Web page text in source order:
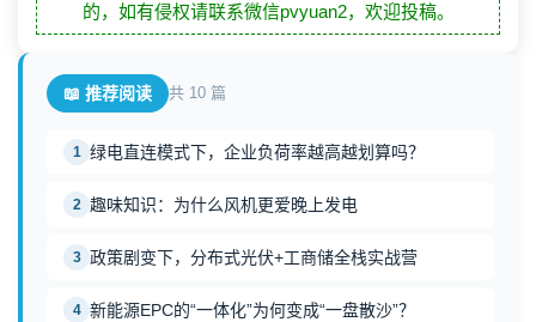
的，如有侵权请联系微信pvyuan2，欢迎投稿。
📖 推荐阅读 共 10 篇
1 绿电直连模式下，企业负荷率越高越划算吗？
2 趣味知识：为什么风机更爱晚上发电
3 政策剧变下，分布式光伏+工商储全栈实战营
4 新能源EPC的“一体化”为何变成“一盘散沙”？